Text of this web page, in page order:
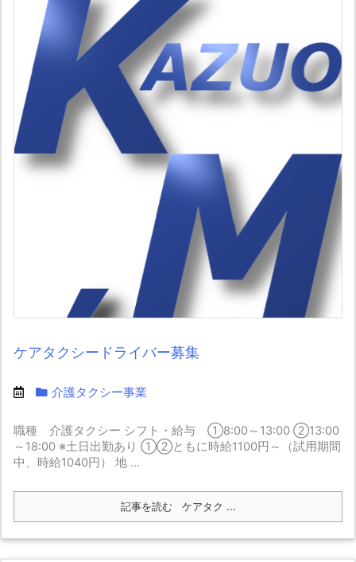
ケアタクシードライバー募集
介護タクシー事業
職種 介護タクシー シフト・給与 ①8:00～13:00 ②13:00
～18:00 ※土日出勤あり ①②ともに時給1100円～（試用期間
中、時給1040円） 地 ...
記事を読む ケアタク ...